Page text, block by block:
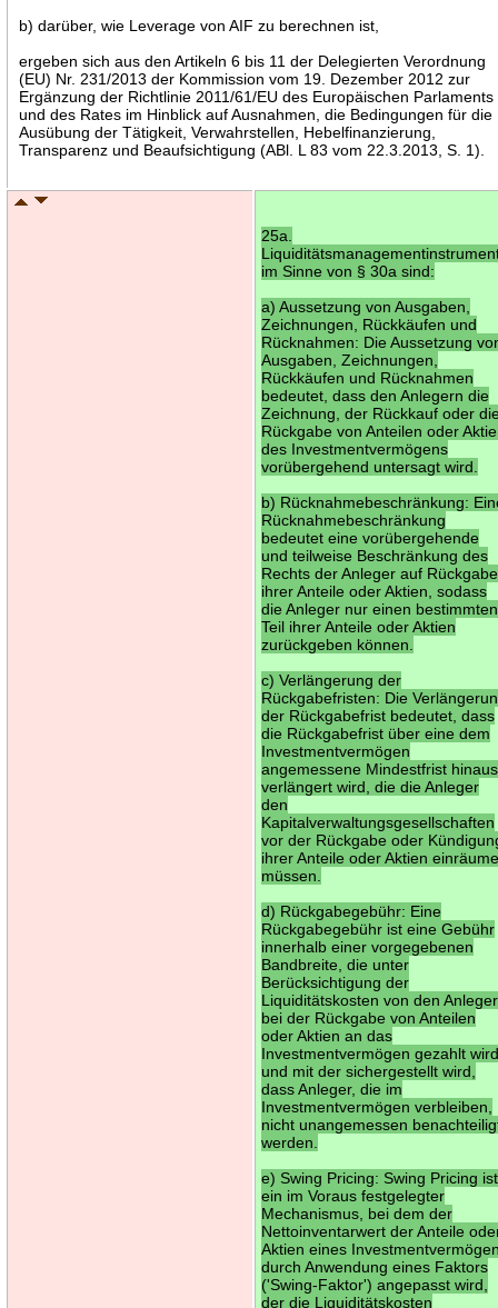
b) darüber, wie Leverage von AIF zu berechnen ist,
ergeben sich aus den Artikeln 6 bis 11 der Delegierten Verordnung
(EU) Nr. 231/2013 der Kommission vom 19. Dezember 2012 zur
Ergänzung der Richtlinie 2011/61/EU des Europäischen Parlaments
und des Rates im Hinblick auf Ausnahmen, die Bedingungen für die
Ausübung der Tätigkeit, Verwahrstellen, Hebelfinanzierung,
Transparenz und Beaufsichtigung (ABl. L 83 vom 22.3.2013, S. 1).
25a.
im Sinne von § 30a sind:
a) Aussetzung von Ausgaben,
Zeichnungen, Rückkäufen und
Rücknahmen: Die Aussetzung
Ausgaben, Zeichnungen,
Rückkäufen und Rücknahmen
bedeutet, dass den Anlegern die
Zeichnung, der Rückkauf oder
Rückgabe von Anteilen oder
des Investmentvermögens
vorübergehend untersagt wird.
b) Rücknahmebeschränkung:
Rücknahmebeschränkung
bedeutet eine vorübergehende
und teilweise Beschränkung des
Rechts der Anleger auf Rückgabe
ihrer Anteile oder Aktien, sodass
die Anleger nur einen bestimmten
Teil ihrer Anteile oder Aktien
zurückgeben können.
c) Verlängerung der
Rückgabefristen: Die
der Rückgabefrist bedeutet, dass
die Rückgabefrist über eine dem
Investmentvermögen
angemessene Mindestfrist hinaus
verlängert wird, die die Anleger
den
Kapitalverwaltungsgesellschaften
vor der Rückgabe oder
ihrer Anteile oder Aktien
müssen.
d) Rückgabegebühr: Eine
Rückgabegebühr ist eine Gebühr
innerhalb einer vorgegebenen
Bandbreite, die unter
Berücksichtigung der
Liquiditätskosten von den
bei der Rückgabe von Anteilen
oder Aktien an das
Investmentvermögen gezahlt
und mit der sichergestellt wird,
dass Anleger, die im
Investmentvermögen verbleiben,
nicht unangemessen
werden.
e) Swing Pricing: Swing Pricing ist
ein im Voraus festgelegter
Mechanismus, bei dem der
Nettoinventarwert der Anteile
Aktien eines
durch Anwendung eines Faktors
('Swing-Faktor') angepasst wird,
der die Liquiditätskosten